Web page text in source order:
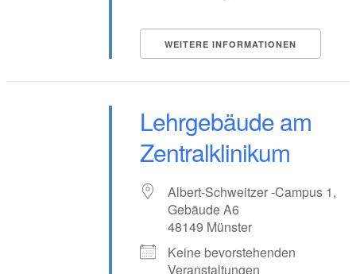
WEITERE INFORMATIONEN
Lehrgebäude am
Zentralklinikum
Albert-Schweitzer -Campus 1,
Gebäude A6
48149 Münster
Keine bevorstehenden
Veranstaltungen